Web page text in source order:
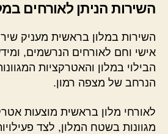
השירות הניתן לאורחים
השירות במלון בראשית מעניק
אישי וחם לאורחים הנרשמים,
הבילוי במלון והאטרקציות
הנרחב של מצפה רמון.
לאורחי מלון בראשית מוצעות
מגוונות בשטח המלון, לצד